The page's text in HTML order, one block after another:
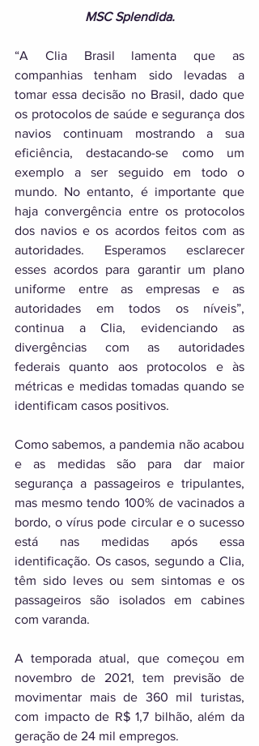
MSC Splendida.
“A Clia Brasil lamenta que as
companhias tenham sido levadas a
tomar essa decisão no Brasil, dado que
os protocolos de saúde e segurança dos
navios continuam mostrando a sua
eficiência, destacando-se como um
exemplo a ser seguido em todo o
mundo. No entanto, é importante que
haja convergência entre os protocolos
dos navios e os acordos feitos com as
autoridades. Esperamos esclarecer
esses acordos para garantir um plano
uniforme entre as empresas e as
autoridades em todos os níveis”,
continua a Clia, evidenciando as
divergências com as autoridades
federais quanto aos protocolos e às
métricas e medidas tomadas quando se
identificam casos positivos.
Como sabemos, a pandemia não acabou
e as medidas são para dar maior
segurança a passageiros e tripulantes,
mas mesmo tendo 100% de vacinados a
bordo, o vírus pode circular e o sucesso
está nas medidas após essa
identificação. Os casos, segundo a Clia,
têm sido leves ou sem sintomas e os
passageiros são isolados em cabines
com varanda.
A temporada atual, que começou em
novembro de 2021, tem previsão de
movimentar mais de 360 mil turistas,
com impacto de R$ 1,7 bilhão, além da
geração de 24 mil empregos.